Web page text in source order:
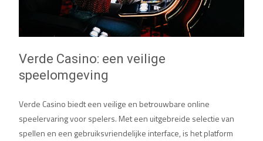
Verde Casino: een veilige
speelomgeving
Verde Casino biedt een veilige en betrouwbare online
speelervaring voor spelers. Met een uitgebreide selectie van
spellen en een gebruiksvriendelijke interface, is het platform